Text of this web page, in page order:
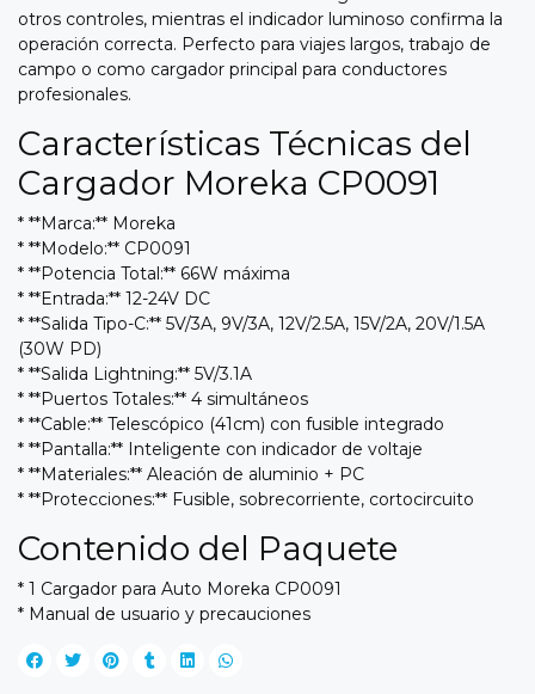
otros controles, mientras el indicador luminoso confirma la
operación correcta. Perfecto para viajes largos, trabajo de
campo o como cargador principal para conductores
profesionales.
Características Técnicas del
Cargador Moreka CP0091
* **Marca:** Moreka
* **Modelo:** CP0091
* **Potencia Total:** 66W máxima
* **Entrada:** 12-24V DC
* **Salida Tipo-C:** 5V/3A, 9V/3A, 12V/2.5A, 15V/2A, 20V/1.5A
(30W PD)
* **Salida Lightning:** 5V/3.1A
* **Puertos Totales:** 4 simultáneos
* **Cable:** Telescópico (41cm) con fusible integrado
* **Pantalla:** Inteligente con indicador de voltaje
* **Materiales:** Aleación de aluminio + PC
* **Protecciones:** Fusible, sobrecorriente, cortocircuito
Contenido del Paquete
* 1 Cargador para Auto Moreka CP0091
* Manual de usuario y precauciones